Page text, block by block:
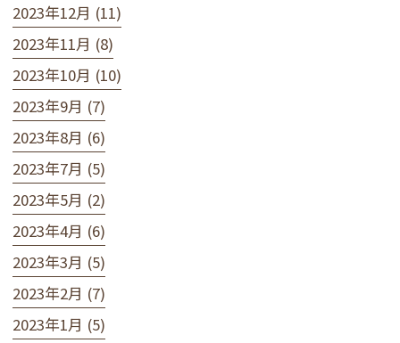
2023年12月 (11)
2023年11月 (8)
2023年10月 (10)
2023年9月 (7)
2023年8月 (6)
2023年7月 (5)
2023年5月 (2)
2023年4月 (6)
2023年3月 (5)
2023年2月 (7)
2023年1月 (5)